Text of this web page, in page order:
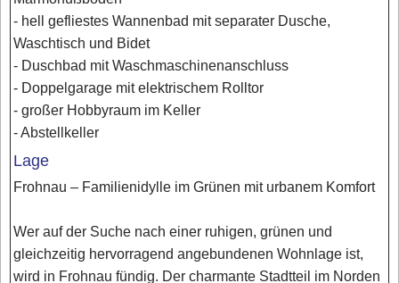
- hell gefliestes Wannenbad mit separater Dusche,
Waschtisch und Bidet
- Duschbad mit Waschmaschinenanschluss
- Doppelgarage mit elektrischem Rolltor
- großer Hobbyraum im Keller
- Abstellkeller
Lage
Frohnau – Familienidylle im Grünen mit urbanem Komfort
Wer auf der Suche nach einer ruhigen, grünen und
gleichzeitig hervorragend angebundenen Wohnlage ist,
wird in Frohnau fündig. Der charmante Stadtteil im Norden